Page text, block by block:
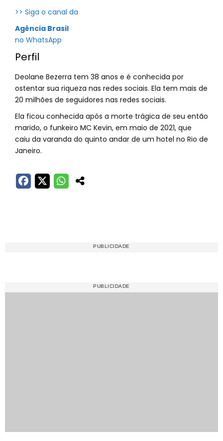
>> Siga o canal da
Agência Brasil
no WhatsApp
Perfil
Deolane Bezerra tem 38 anos e é conhecida por
ostentar sua riqueza nas redes sociais. Ela tem mais de
20 milhões de seguidores nas redes sociais.
Ela ficou conhecida após a morte trágica de seu então
marido, o funkeiro MC Kevin, em maio de 2021, que
caiu da varanda do quinto andar de um hotel no Rio de
Janeiro.